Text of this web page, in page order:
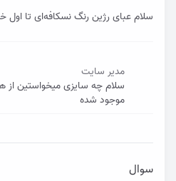
سلام عبای رژین رنگ نسکافه‌ای تا اول
مدیر سایت
سلام چه سایزی میخواستین از
موجود شده
سوال